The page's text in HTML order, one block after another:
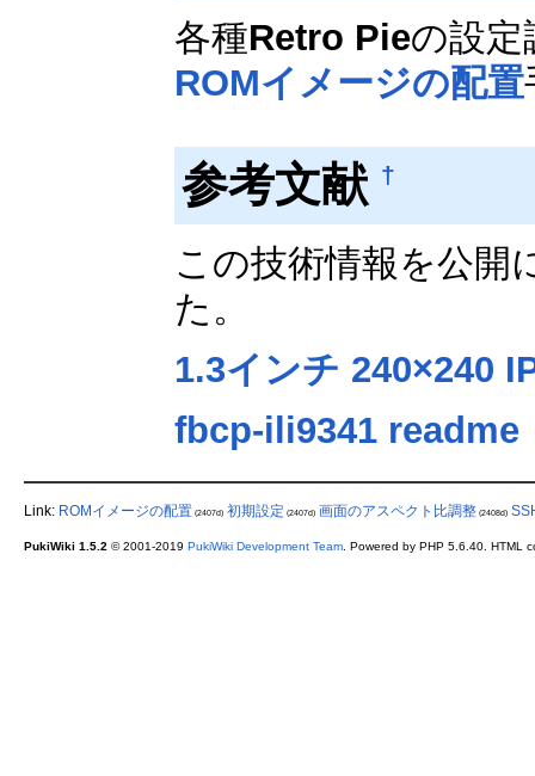
各種Retro Pieの設定
ROMイメージの配置
参考文献 †
この技術情報を公開
た。
1.3インチ 240×240
fbcp-ili9341 readme
Link: ROMイメージの配置 (2407d) 初期設定 (2407d) 画面のアスペクト比調整(2408d)
PukiWiki 1.5.2 © 2001-2019 PukiWiki Development Team. Powered by PHP 5.6.40. HTML